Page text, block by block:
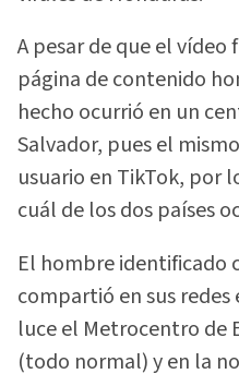
A pesar de que el
página de contenido
hecho ocurrió en un
Salvador, pues el
usuario en TikTok, por
cuál de los dos países
El hombre identificado
compartió en sus
luce el Metrocentro de
(todo normal) y en la